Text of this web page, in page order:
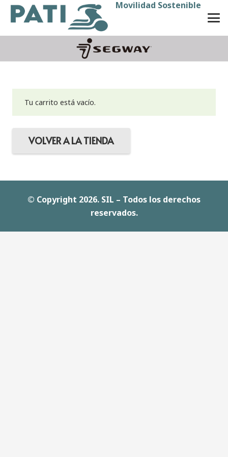
Movilidad Sostenible
Tu carrito está vacío.
VOLVER A LA TIENDA
© Copyright 2026. SIL – Todos los derechos
reservados.